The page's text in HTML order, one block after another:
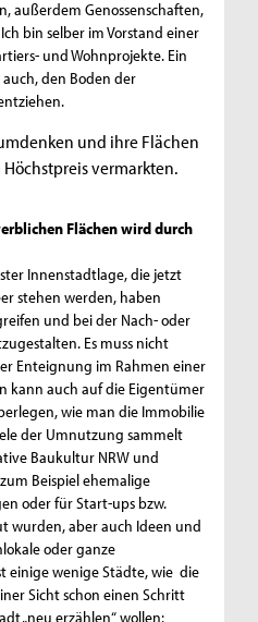
außerdem Genossenschaften,
bin selber im Vorstand einer
und Wohnprojekte. Ein
den Boden der
und ihre Flächen
vermarkten.
Flächen wird durch
Innenstadtlage, die jetzt
stehen werden, haben
und bei der Nach- oder
Es muss nicht
Enteignung im Rahmen einer
kann auch auf die Eigentümer
wie man die Immobilie
der Umnutzung sammelt
Baukultur NRW und
Beispiel ehemalige
oder für Start-ups bzw.
wurden, aber auch Ideen und
oder ganze
einige wenige Städte, wie die
Sicht schon einen Schritt
„neu erzählen“ wollen: